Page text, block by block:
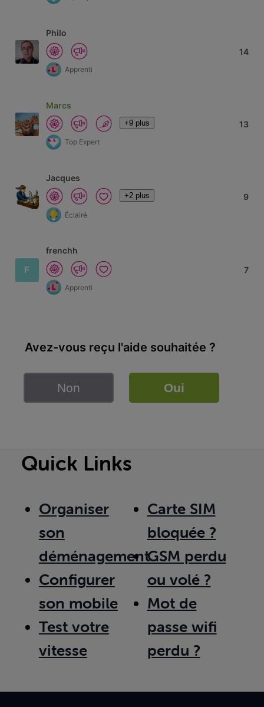
Philo
Apprenti
14
Marcs
+9 plus
Top Expert
13
Jacques
+2 plus
Éclairé
9
F
frenchh
Apprenti
7
Avez-vous reçu l'aide souhaitée ?
Non Oui
Quick Links
Organiser
son
déménagement
Configurer
son mobile
Test votre
vitesse
Carte SIM
bloquée ?
GSM perdu
ou volé ?
Mot de
passe wifi
perdu ?